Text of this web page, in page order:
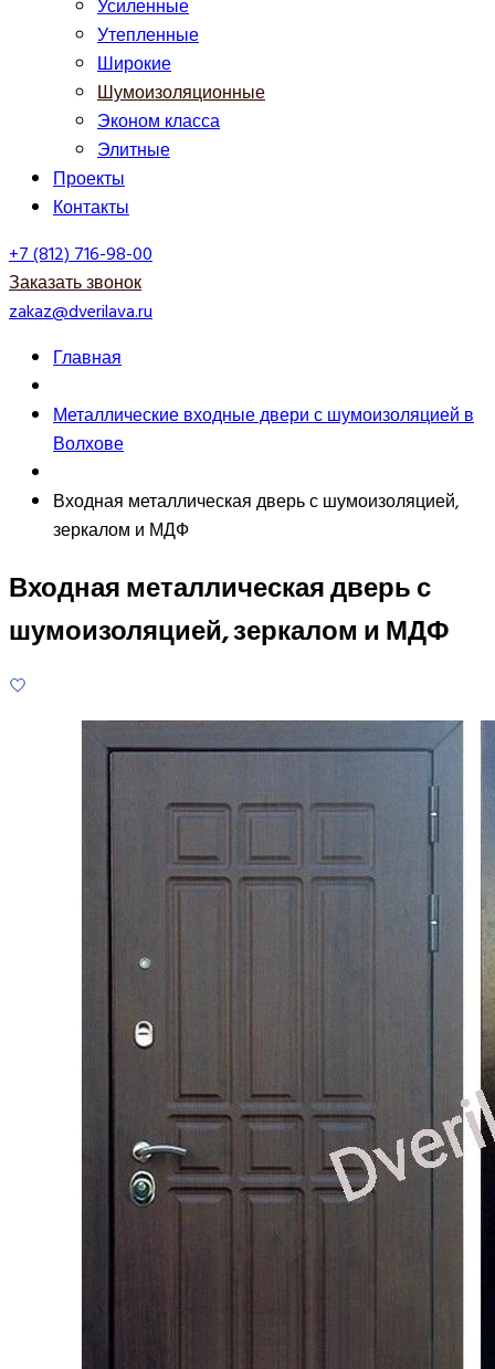
Усиленные
Утепленные
Широкие
Шумоизоляционные
Эконом класса
Элитные
Проекты
Контакты
+7 (812) 716-98-00
Заказать звонок
zakaz@dverilava.ru
Главная
Металлические входные двери с шумоизоляцией в
Волхове
Входная металлическая дверь с шумоизоляцией,
зеркалом и МДФ
Входная металлическая дверь с
шумоизоляцией, зеркалом и МДФ